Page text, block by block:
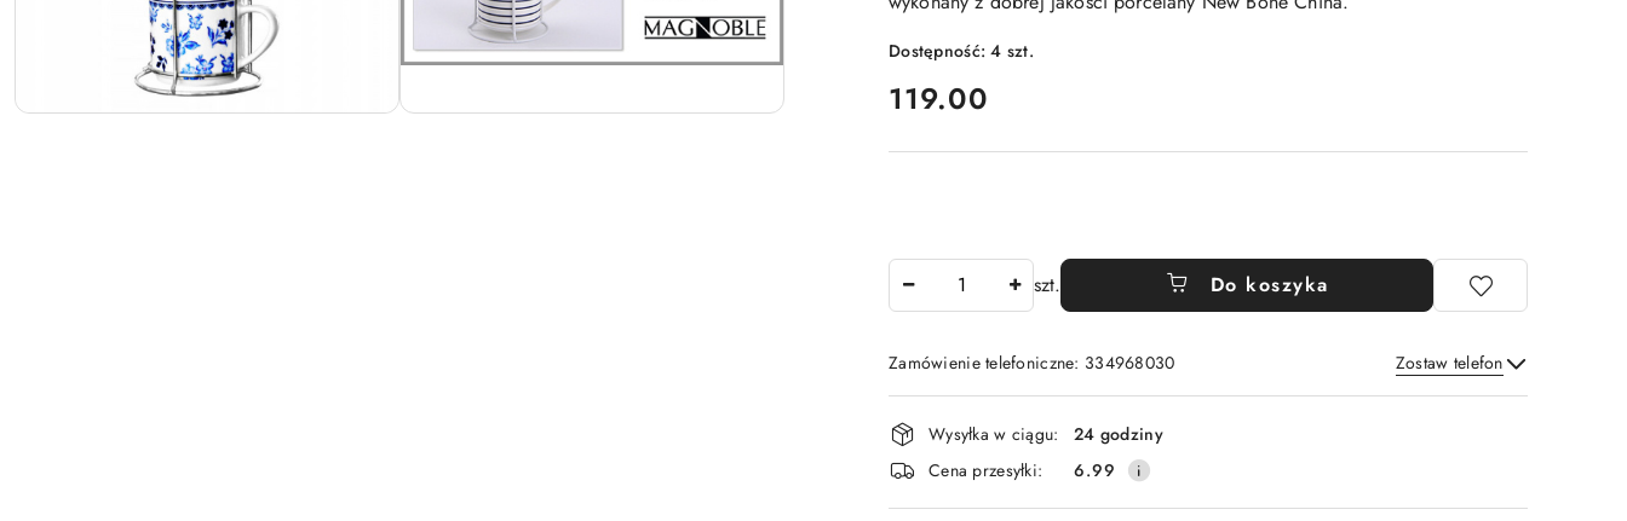
Dostępność:4 szt.
cena:
119.00
szt. Do koszyka
Zamówienie telefoniczne: 334968030 Zostaw telefon
Wyślij
Dostępność
i
dostawa
Wysyłka w ciągu:
24 godziny
Cena przesyłki:
6.99